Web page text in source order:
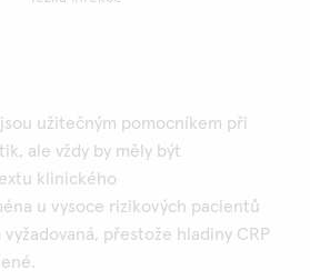
užitečným pomocníkem při
ale vždy by měly být
klinického
u vysoce rizikových pacientů
přestože hladiny CRP